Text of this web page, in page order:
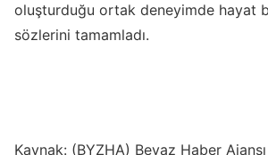
oluşturduğu ortak deneyimde hayat
sözlerini tamamladı.
Kaynak: (BYZHA) Beyaz Haber Ajansı